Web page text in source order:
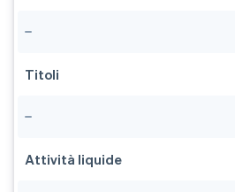
Titoli
Attività liquide